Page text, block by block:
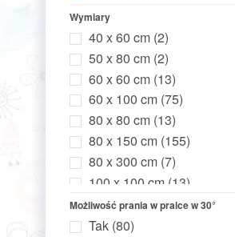
niebieski
zielony
brązowy
(16)
kolorowy(3)
fioletowy (3)
kremowy(5)
turkusowy(1)
wielokolorowy(72)
cappuccino (2)
butelkowa zieleń(1)
late (2)
Wymiary
40 x 60 cm (2)
50 x 80 cm (2)
60 x 60 cm (13)
60 x 100 cm (75)
80 x 80 cm (13)
80 x 150 cm (155)
80 x 300 cm (7)
100 x 100 cm (13)
100 x 150 cm(10)
120 x 120 cm
Możliwość prania w pralce w 30°
Tak (80)